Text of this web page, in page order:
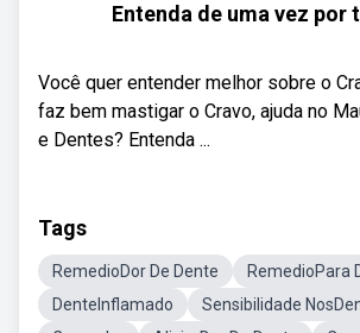
Entenda de uma vez por
Você quer entender melhor sobre o
faz bem mastigar o Cravo, ajuda no
e Dentes? Entenda ...
Tags
RemedioDor De Dente
RemedioPara
DenteInflamado
Sensibilidade